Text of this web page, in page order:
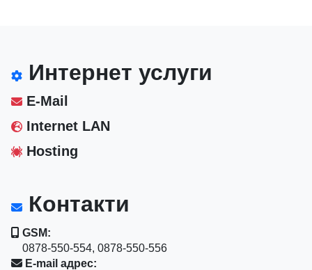
Интернет услуги
E-Mail
Internet LAN
Hosting
Контакти
GSM:
0878-550-554, 0878-550-556
E-mail адрес: